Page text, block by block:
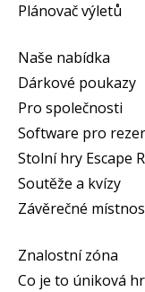
Plánovač výletů
Naše nabídka
Dárkové poukazy
Pro společnosti
Software pro
Stolní hry Escape
Soutěže a kvízy
Závěrečné
Znalostní zóna
Co je to úniková